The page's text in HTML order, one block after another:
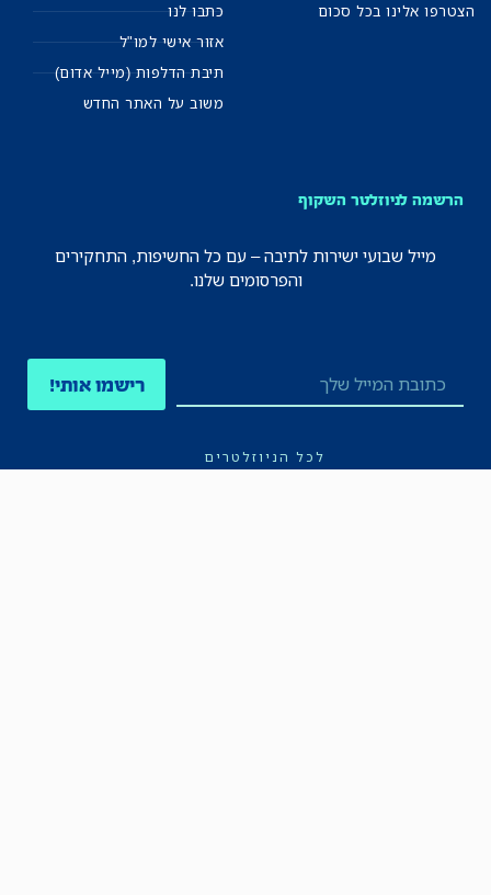
הצטרפו אלינו בכל סכום
כתבו לנו
אזור אישי למו"ל
תיבת הדלפות (מייל אדום)
משוב על האתר החדש
הרשמה לניוזלטר השקוף
מייל שבועי ישירות לתיבה – עם כל החשיפות, התחקירים
והפרסומים שלנו.
רישמו אותי!
לכל הניוזלטרים